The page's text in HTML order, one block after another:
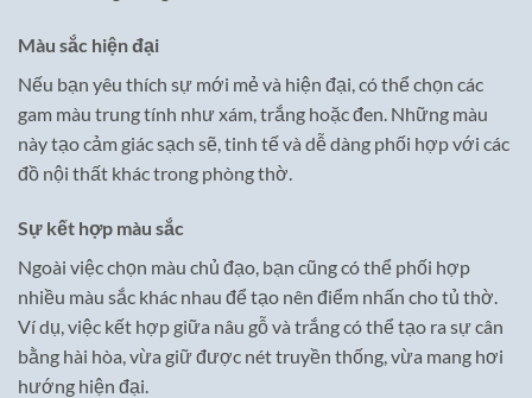
Màu sắc hiện đại
Nếu bạn yêu thích sự mới mẻ và hiện đại, có thể chọn các
gam màu trung tính như xám, trắng hoặc đen. Những màu
này tạo cảm giác sạch sẽ, tinh tế và dễ dàng phối hợp với các
đồ nội thất khác trong phòng thờ.
Sự kết hợp màu sắc
Ngoài việc chọn màu chủ đạo, bạn cũng có thể phối hợp
nhiều màu sắc khác nhau để tạo nên điểm nhấn cho tủ thờ.
Ví dụ, việc kết hợp giữa nâu gỗ và trắng có thể tạo ra sự cân
bằng hài hòa, vừa giữ được nét truyền thống, vừa mang hơi
hướng hiện đại.